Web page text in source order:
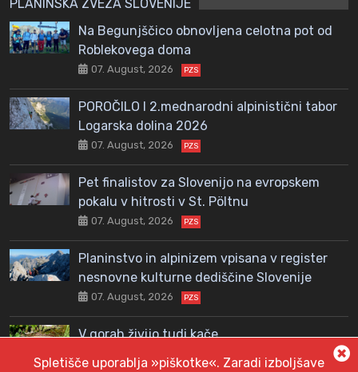
PLANINSKA ZVEZA SLOVENIJE
Na Begunjščico obnovljena celotna pot od
Roblekovega doma
07. August, 2026 PZS
POROČILO I 2.mednarodni alpinistični tabor
Logarska dolina 2026
07. August, 2026 PZS
Pet finalistov za Slovenijo na evropskem
pokalu v hitrosti v St. Pöltnu
07. August, 2026 PZS
Planinstvo in alpinizem vpisana v register
nesnovne kulturne dediščine Slovenije
07. August, 2026 PZS
V gorah živijo tudi kače
Spletišče uporablja »piškotke«. Zaradi izboljšave